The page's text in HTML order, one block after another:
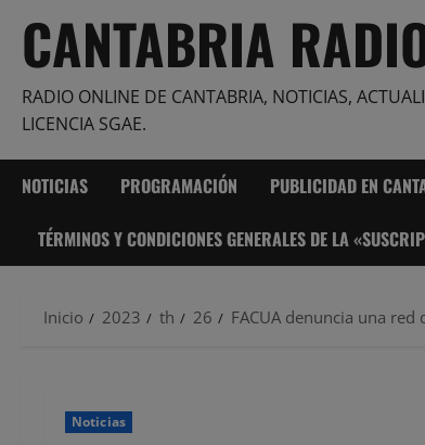
CANTABRIA
RADIO ONLINE DE CANTABRIA, NOTICIAS,
LICENCIA SGAE.
NOTICIAS PROGRAMACIÓN PUBLICIDAD EN
TÉRMINOS Y CONDICIONES GENERALES DE LA
Inicio 2023 th 26 FACUA denuncia una
Noticias